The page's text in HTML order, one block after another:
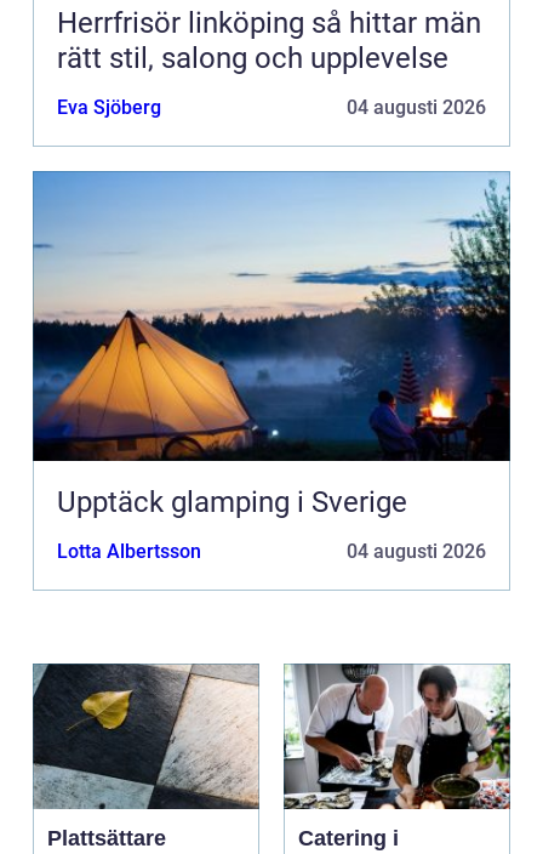
Herrfrisör linköping så hittar män
rätt stil, salong och upplevelse
Eva Sjöberg 04 augusti 2026
Upptäck glamping i Sverige
Lotta Albertsson 04 augusti 2026
Plattsättare
Catering i